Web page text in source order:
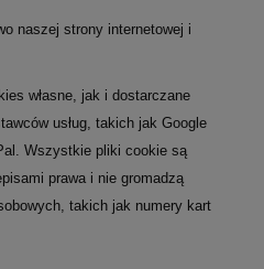
naszej strony internetowej i
własne, jak i dostarczane
usług, takich jak Google
Wszystkie pliki cookie są
prawa i nie gromadzą
takich jak numery kart